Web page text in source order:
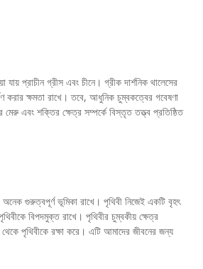
যায় প্রাচীন গ্রীস এবং চীনে। গ্রীক দার্শনিক থালেসের
করার ক্ষমতা রাখে। তবে, আধুনিক চুম্বকত্বের গবেষণা
এবং শক্তির ক্ষেত্র সম্পর্কে বিস্তৃত তত্ত্ব প্রতিষ্ঠিত
গুরুত্বপূর্ণ ভূমিকা রাখে। পৃথিবী নিজেই একটি বৃহৎ
বিপদমুক্ত রাখে। পৃথিবীর চুম্বকীয় ক্ষেত্র
পৃথিবীকে রক্ষা করে। এটি আমাদের জীবনের জন্য